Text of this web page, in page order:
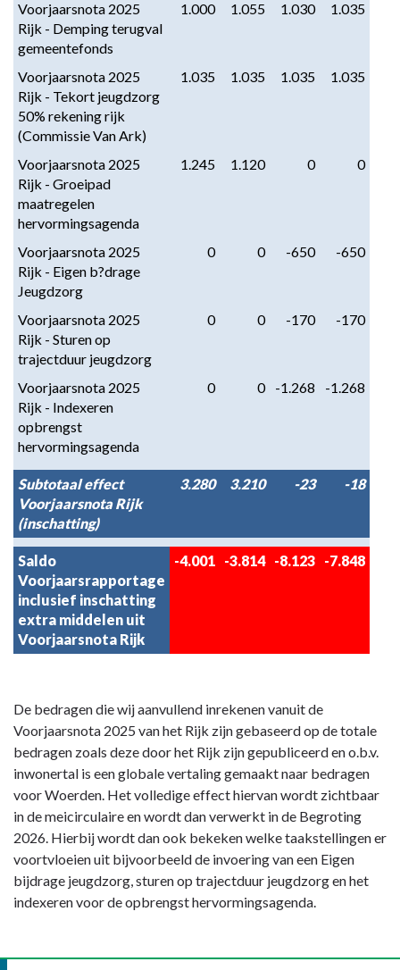
Voorjaarsnota 2025
Rijk - Demping terugval
gemeentefonds
1.000 1.055 1.030 1.035
Voorjaarsnota 2025
Rijk - Tekort jeugdzorg
50% rekening rijk
(Commissie Van Ark)
1.035 1.035 1.035 1.035
Voorjaarsnota 2025
Rijk - Groeipad
maatregelen
hervormingsagenda
1.245 1.120 0 0
Voorjaarsnota 2025
Rijk - Eigen b?drage
Jeugdzorg
0 0 -650 -650
Voorjaarsnota 2025
Rijk - Sturen op
trajectduur jeugdzorg
0 0 -170 -170
Voorjaarsnota 2025
Rijk - Indexeren
opbrengst
hervormingsagenda
0 0 -1.268 -1.268
Subtotaal effect
Voorjaarsnota Rijk
(inschatting)
3.280 3.210 -23 -18
Saldo
Voorjaarsrapportage
inclusief inschatting
extra middelen uit
Voorjaarsnota Rijk
-4.001 -3.814 -8.123 -7.848
Terug
naar
navigatie
Toelichting
kaderstelling
op
de
exploitatie
De bedragen die wij aanvullend inrekenen vanuit de
Voorjaarsnota 2025 van het Rijk zijn gebaseerd op de totale
bedragen zoals deze door het Rijk zijn gepubliceerd en o.b.v.
inwonertal is een globale vertaling gemaakt naar bedragen
voor Woerden. Het volledige effect hiervan wordt zichtbaar
in de meicirculaire en wordt dan verwerkt in de Begroting
2026. Hierbij wordt dan ook bekeken welke taakstellingen er
voortvloeien uit bijvoorbeeld de invoering van een Eigen
bijdrage jeugdzorg, sturen op trajectduur jeugdzorg en het
indexeren voor de opbrengst hervormingsagenda.